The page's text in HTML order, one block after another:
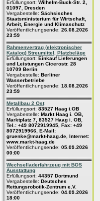
Erfüllungsort: Wilhelm-Buck-Str. 2,
01097, Dresden
Vergabestelle: Sächsisches
Staatsministerium für Wirtschaft,
Arbeit, Energie und Klimaschutz
Veröffentlichungsende: 26.08.2026
23:59
Rahmenvertrag (elektronischer
Katalog) Streumittel, Platzbeläge
Erfüllungsort: Einkauf Lieferungen
und Leistungen Cicerostr. 28
10709 Berlin
Vergabestelle: Berliner
Wasserbetriebe
Veröffentlichungsende: 18.08.2026
23:59
Metallbau 2 Ost
Erfüllungsort: 83527 Haag i.OB
Vergabestelle: Markt Haag i. OB,
Marktplatz 7, 83527 Haag i. OB,
Tel.: +49 8072919945, Fax: +49
8072919966, E-Mail:
gruenke@markt-haag.de, Internet:
www.markt-haag.de
Veröffentlichungsende: 05.09.2026
00:00
Wechselladerfahrzeug mit BOS
Ausstattung
Erfüllungsort: 44357 Dortmund
Vergabestelle: Deutsches
Rettungsrobotik-Zentrum e.V.
Veröffentlichungsende: 04.09.2026
18:00